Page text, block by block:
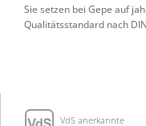
Sie setzen bei Gepe auf
Qualitätsstandard nach
VdS anerkannte